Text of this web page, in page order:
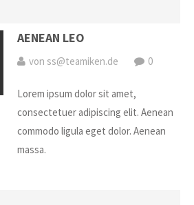
AENEAN LEO
von ss@teamiken.de 0
Lorem ipsum dolor sit amet,
consectetuer adipiscing elit. Aenean
commodo ligula eget dolor. Aenean
massa.